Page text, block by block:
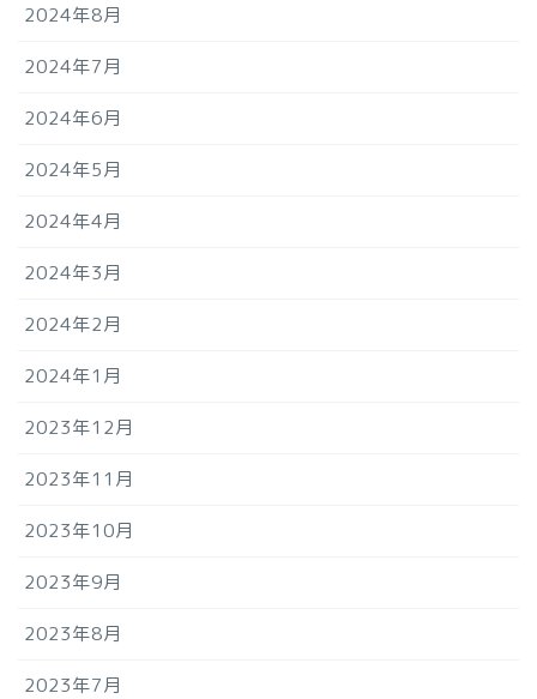
2024年8月
2024年7月
2024年6月
2024年5月
2024年4月
2024年3月
2024年2月
2024年1月
2023年12月
2023年11月
2023年10月
2023年9月
2023年8月
2023年7月